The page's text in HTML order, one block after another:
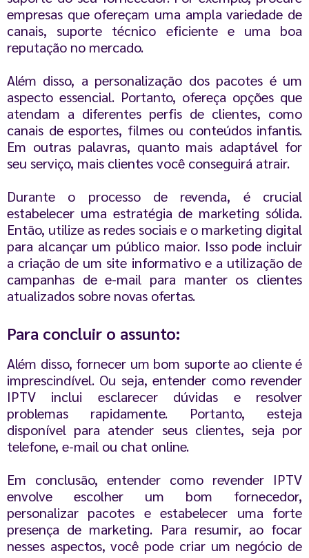
empresas que ofereçam uma ampla variedade de
canais, suporte técnico eficiente e uma boa
reputação no mercado.
Além disso, a personalização dos pacotes é um
aspecto essencial. Portanto, ofereça opções que
atendam a diferentes perfis de clientes, como
canais de esportes, filmes ou conteúdos infantis.
Em outras palavras, quanto mais adaptável for
seu serviço, mais clientes você conseguirá atrair.
Durante o processo de revenda, é crucial
estabelecer uma estratégia de marketing sólida.
Então, utilize as redes sociais e o marketing digital
para alcançar um público maior. Isso pode incluir
a criação de um site informativo e a utilização de
campanhas de e-mail para manter os clientes
atualizados sobre novas ofertas.
Para concluir o assunto:
Além disso, fornecer um bom suporte ao cliente é
imprescindível. Ou seja, entender como revender
IPTV inclui esclarecer dúvidas e resolver
problemas rapidamente. Portanto, esteja
disponível para atender seus clientes, seja por
telefone, e-mail ou chat online.
Em conclusão, entender como revender IPTV
envolve escolher um bom fornecedor,
personalizar pacotes e estabelecer uma forte
presença de marketing. Para resumir, ao focar
nesses aspectos, você pode criar um negócio de